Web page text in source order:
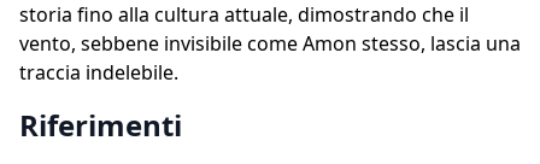
storia fino alla cultura attuale, dimostrando che il
vento, sebbene invisibile come Amon stesso, lascia una
traccia indelebile.
Riferimenti